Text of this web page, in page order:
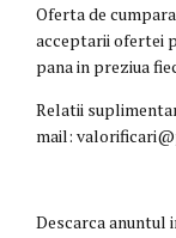
Oferta de
acceptarii ofertei
pana in preziua
Relatii
mail:
Descarca anuntul